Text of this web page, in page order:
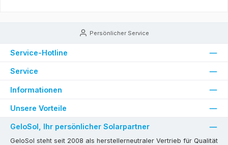
Persönlicher Service
Service-Hotline
Service
Informationen
Unsere Vorteile
GeloSol, Ihr persönlicher Solarpartner
GeloSol steht seit 2008 als herstellerneutraler Vertrieb für Qualität